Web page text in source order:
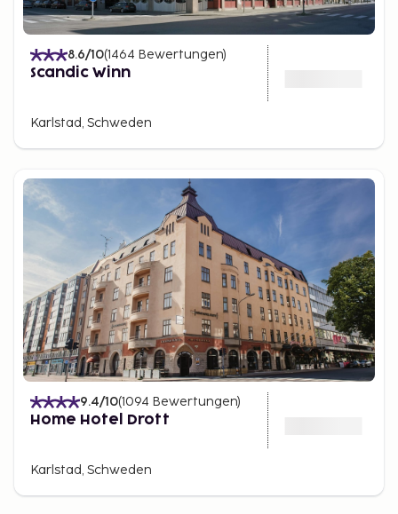
8.6/10(1464 Bewertungen)
Scandic Winn
Karlstad, Schweden
9.4/10(1094 Bewertungen)
Home Hotel Drott
Karlstad, Schweden